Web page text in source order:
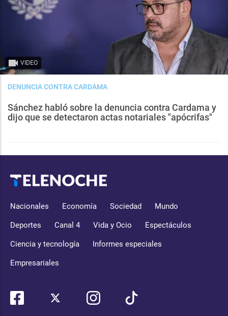
VIDEO
DENUNCIA CONTRA CARDAMA
Sánchez habló sobre la denuncia contra Cardama y
dijo que se detectaron actas notariales "apócrifas"
Nacionales Economía Sociedad Mundo
Deportes Canal 4 Vida y Ocio Espectáculos
Ciencia y tecnología Informes especiales
Empresariales